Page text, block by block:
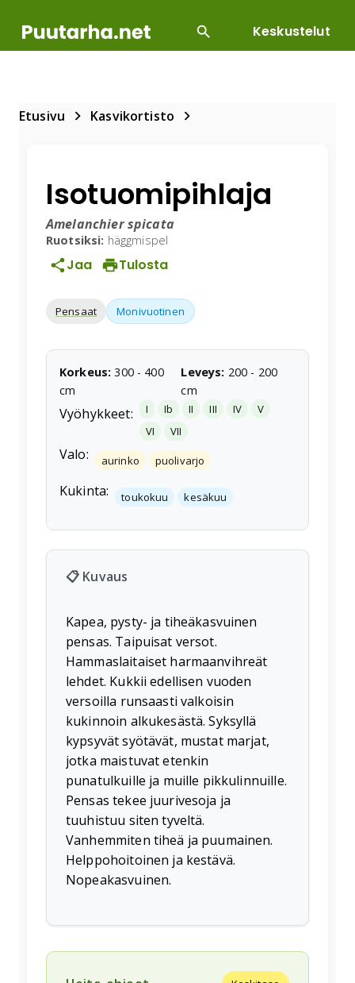
Keskustelut
Etusivu Kasvikortisto
Isotuomipihlaja
Amelanchier spicata
Ruotsiksi: häggmispel
Jaa Tulosta
Pensaat Monivuotinen
Korkeus: 300- 400
cm
Leveys: 200 - 200
cm
Vyöhykkeet: I Ib II III IV
V
VI
VII
Valo: aurinko puolivarjo
Kukinta: toukokuu kesäkuu
📋 Kuvaus
Kapea, pysty- ja tiheäkasvuinen
pensas. Taipuisat versot.
Hammaslaitaiset harmaanvihreät
lehdet. Kukkii edellisen vuoden
versoilla runsaasti valkoisin
kukinnoin alkukesästä. Syksyllä
kypsyvät syötävät, mustat marjat,
jotka maistuvat etenkin
punatulkuille ja muille pikkulinnuille.
Pensas tekee juurivesoja ja
tuuhistuu siten tyveltä.
Vanhemmiten tiheä ja puumainen.
Helppohoitoinen ja kestävä.
Nopeakasvuinen.